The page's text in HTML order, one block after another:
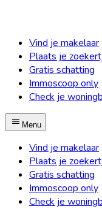
Vind je makelaar
Plaats je
Gratis schatting
Immoscoop only
Check je
Menu
Vind je makelaar
Plaats je
Gratis schatting
Immoscoop only
Check je